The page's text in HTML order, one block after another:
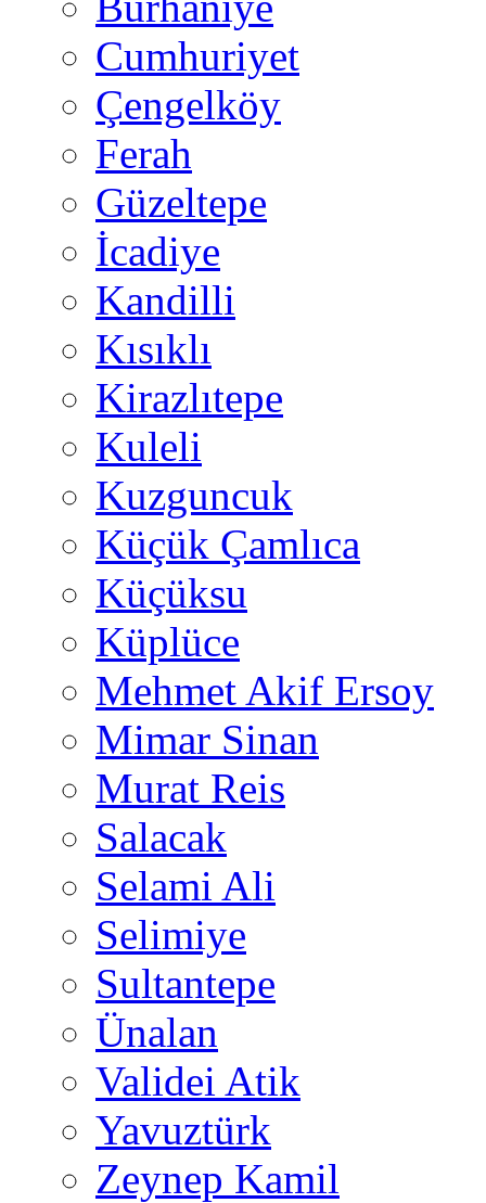
Cumhuriyet
Çengelköy
Ferah
Güzeltepe
İcadiye
Kandilli
Kısıklı
Kirazlıtepe
Kuleli
Kuzguncuk
Küçük Çamlıca
Küçüksu
Küplüce
Mehmet Akif Ersoy
Mimar Sinan
Murat Reis
Salacak
Selami Ali
Selimiye
Sultantepe
Ünalan
Validei Atik
Yavuztürk
Zeynep Kamil